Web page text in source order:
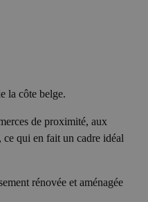
la côte belge.
de proximité, aux
qui en fait un cadre idéal
rénovée et aménagée